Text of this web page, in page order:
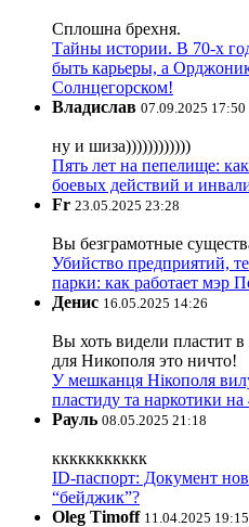
Сплошна брехня.
Тайны истории. В 70-х
быть карьеры, а
Солнцегорском!
Владислав 07.09.2025 17:50
ну и шиза))))))))))))
Пять лет на пепелище:
боевых действий и
Fr 23.05.2025 23:28
Вы безграмотные
Убийство предприятий,
парки: как работает мэр
Денис 16.05.2025 14:26
Вы хоть видели пластит
для Никополя это ничто!
У мешканця Нікополя
пластиду та наркотики
Рауль 08.05.2025 21:18
ккккккккккк
ID-паспорт: Документ
“бейджик”?
Oleg Timoff 11.04.2025 19:15